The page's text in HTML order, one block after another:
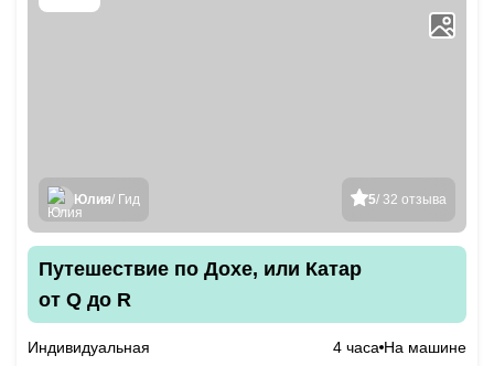
5/ 32 отзыва
Юлия/ Гид
Путешествие по Дохе, или Катар
от Q до R
Индивидуальная 4 часа На машине